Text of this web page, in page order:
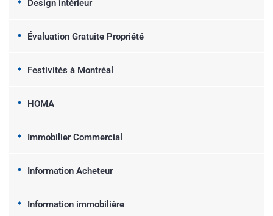
Design intérieur
Évaluation Gratuite Propriété
Festivités à Montréal
HOMA
Immobilier Commercial
Information Acheteur
Information immobilière